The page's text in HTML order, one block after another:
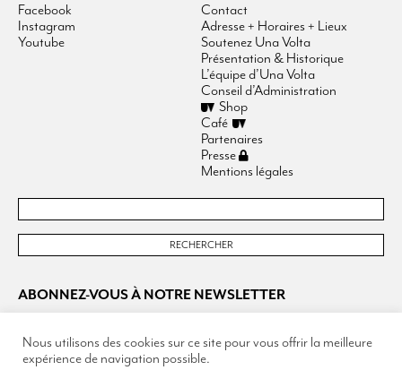
Facebook
Instagram
Youtube
Contact
Adresse + Horaires + Lieux
Soutenez Una Volta
Présentation & Historique
L’équipe d’Una Volta
Conseil d’Administration
Shop
Café
Partenaires
Presse
Mentions légales
ABONNEZ-VOUS À NOTRE NEWSLETTER
Nous utilisons des cookies sur ce site pour vous offrir la meilleure
expérience de navigation possible.